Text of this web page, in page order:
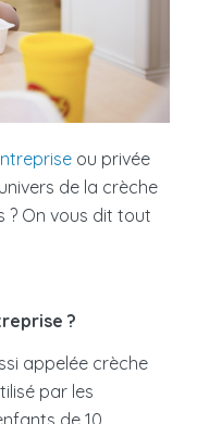
ou privée
de la crèche
? On vous dit tout
?
appelée crèche
par les
de 10